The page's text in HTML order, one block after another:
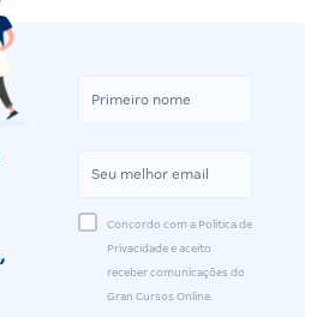
Concordo com a Política de
Privacidade e aceito
receber comunicações do
Gran Cursos Online.